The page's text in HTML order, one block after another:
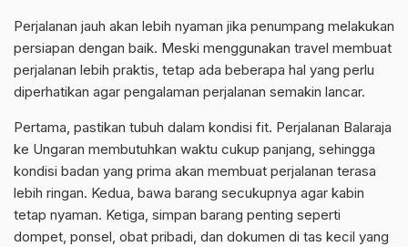
Perjalanan jauh akan lebih nyaman jika penumpang melakukan
persiapan dengan baik. Meski menggunakan travel membuat
perjalanan lebih praktis, tetap ada beberapa hal yang perlu
diperhatikan agar pengalaman perjalanan semakin lancar.
Pertama, pastikan tubuh dalam kondisi fit. Perjalanan Balaraja
ke Ungaran membutuhkan waktu cukup panjang, sehingga
kondisi badan yang prima akan membuat perjalanan terasa
lebih ringan. Kedua, bawa barang secukupnya agar kabin
tetap nyaman. Ketiga, simpan barang penting seperti
dompet, ponsel, obat pribadi, dan dokumen di tas kecil yang